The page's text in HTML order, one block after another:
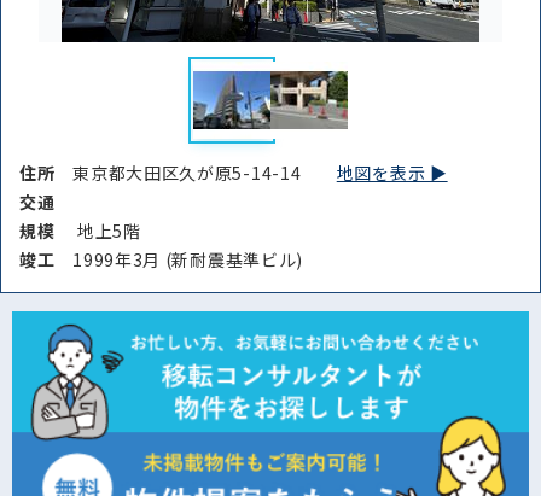
住所東京都大田区久が原5-14-14 地図を表示 ▶︎
交通
規模
地上5階
竣⼯ 1999年3月 (新耐震基準ビル)